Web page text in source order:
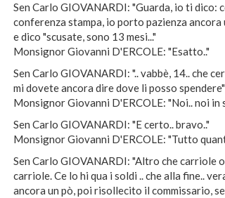
Sen Carlo GIOVANARDI: "Guarda, io ti dico:
conferenza stampa, io porto pazienza
e dico "scusate, sono 13 mesi..."
Monsignor Giovanni D'ERCOLE: "Esatto.."
Sen Carlo GIOVANARDI: ".. vabbè, 14.. che
mi dovete ancora dire dove li posso spendere"
Monsignor Giovanni D'ERCOLE: "Noi.. noi
Sen Carlo GIOVANARDI: "E certo.. bravo.."
Monsignor Giovanni D'ERCOLE: "Tutto
Sen Carlo GIOVANARDI: "Altro che carriole
carriole. Ce lo hi qua i soldi .. che alla fine..
ancora un pò, poi risollecito il commissario,